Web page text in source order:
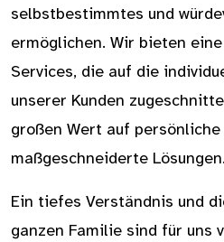
selbstbestimmtes und
ermöglichen. Wir bieten
Services, die auf die
unserer Kunden
großen Wert auf
maßgeschneiderte Lösungen.
Ein tiefes Verständnis und
ganzen Familie sind für uns